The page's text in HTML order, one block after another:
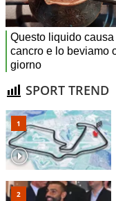
SPORT TREND